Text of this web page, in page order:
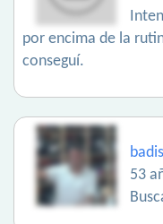
por encima de la
conseguí.
53